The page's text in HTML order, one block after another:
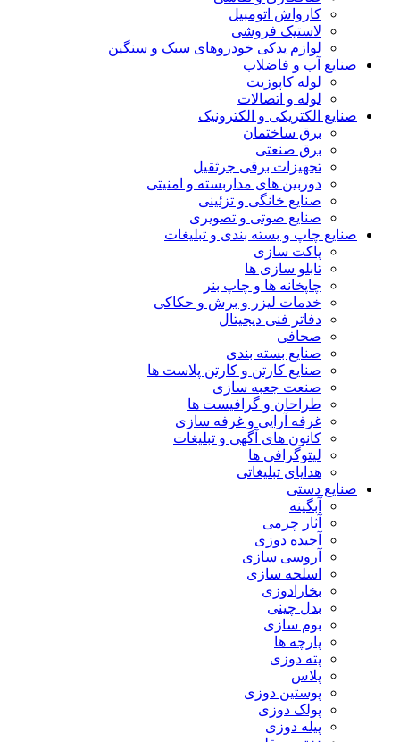
کارواش اتومبیل
لاستیک فروشی
لوازم یدکی خودروهای سبک و سنگین
صنایع آب و فاضلاب
لوله کاپوزیت
لوله و اتصالات
صنایع الکتریکی و الکترونیک
برق ساختمان
برق صنعتی
تجهیزات برقی جرثقیل
دوربین های مداربسته و امنیتی
صنایع خانگی و تزئینی
صنایع صوتی و تصویری
صنایع چاپ و بسته بندی و تبلیغات
پاکت سازی
تابلو سازی ها
چاپخانه ها و چاپ بنر
خدمات لیزر و برش و حکاکی
دفاتر فنی دیجیتال
صحافی
صنایع بسته بندی
صنایع کارتن و کارتن پلاست ها
صنعت جعبه سازی
طراحان و گرافیست ها
غرفه آرایی و غرفه سازی
کانون های آگهی و تبلیغات
لیتوگرافی ها
هدایای تبلیغاتی
صنایع دستی
آبگینه
آثار چرمی
آجیده دوزی
آروسی سازی
اسلحه سازی
بخارادوزی
بدل چینی
بوم سازی
پارچه ها
پته دوزی
پلاس
پوستین دوزی
پولک دوزی
پیله دوزی